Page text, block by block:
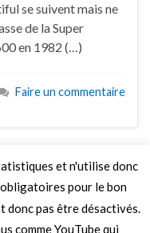
se suivent mais ne
de la Super
en 1982 (…)
Faire un commentaire
et n'utilise donc
pour le bon
pas être désactivés.
comme YouTube qui